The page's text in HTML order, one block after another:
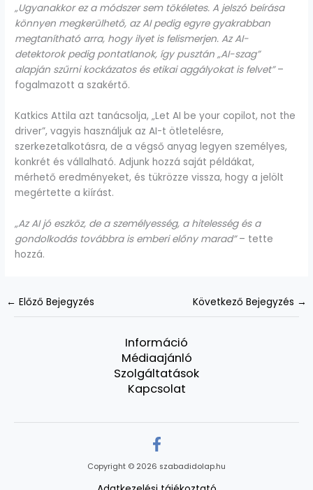
„Ugyanakkor ez a módszer sem tökéletes. A jelszó beírása
könnyen megkerülhető, az AI pedig egyre gyakrabban
megtanítható arra, hogy ilyet is felismerjen. Az AI-
detektorok pedig pontatlanok, így pusztán „AI-szag”
alapján szűrni kockázatos és etikai aggályokat is felvet”–
fogalmazott a szakértő.
Katkics Attila azt tanácsolja, „Let AI be your copilot, not the
driver”, vagyis használjuk az AI-t ötletelésre,
szerkezetalkotásra, de a végső anyag legyen személyes,
konkrét és vállalható. Adjunk hozzá saját példákat,
mérhető eredményeket, és tükrözze vissza, hogy a jelölt
megértette a kiírást.
„Az AI jó eszköz, de a személyesség, a hitelesség és a
gondolkodás továbbra is emberi előny marad”– tette
hozzá.
← Előző Bejegyzés Következő Bejegyzés →
Információ
Médiaajánló
Szolgáltatások
Kapcsolat
Copyright © 2026 szabadidolap.hu